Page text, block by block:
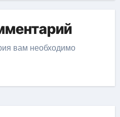
вам необходимо